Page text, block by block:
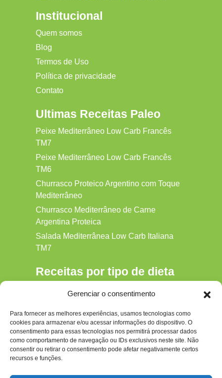
Gerenciar o consentimento
Para fornecer as melhores experiências, usamos tecnologias como
cookies para armazenar e/ou acessar informações do dispositivo. O
consentimento para essas tecnologias nos permitirá processar dados
como comportamento de navegação ou IDs exclusivos neste site. Não
consentir ou retirar o consentimento pode afetar negativamente certos
recursos e funções.
Institucional
Quem somos
Blog
Termos de Uso
Política de privacidade
Contato
Ultimas Receitas Paleo
Peixe Mediterrâneo Low Carb Francês
TM7
Peixe Mediterrâneo Low Carb Francês
TM6
Churrasco Proteico Argentino com Toque
Mediterrâneo
Churrasco Mediterrâneo de Carne
Argentina Proteica
Salada Mediterrânea Low Carb Italiana
TM7
Receitas por tipo de dieta
Gluten‑free
Hipocalórica
Low Carb
Nenhum
Paleo